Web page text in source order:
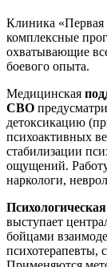
Клиника «Первая
комплексные
охватывающие
боевого опыта.
Медицинская
СВО
детоксикацию
психоактивных
стабилизации
ощущений.
наркологи,
выступает
бойцами
психотерапевты,